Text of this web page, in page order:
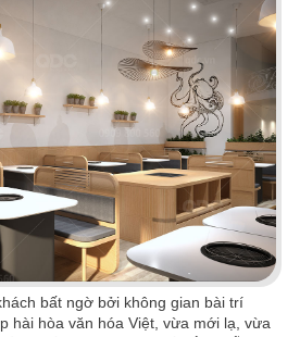
WATERBUS
tôi hoàn thiện gấp rút trong 35
một không gian thưởng thức
- trà sữa ấn tượng
Chi tiết
bất ngờ bởi không gian bài trí
hài hòa văn hóa Việt, vừa mới lạ, vừa